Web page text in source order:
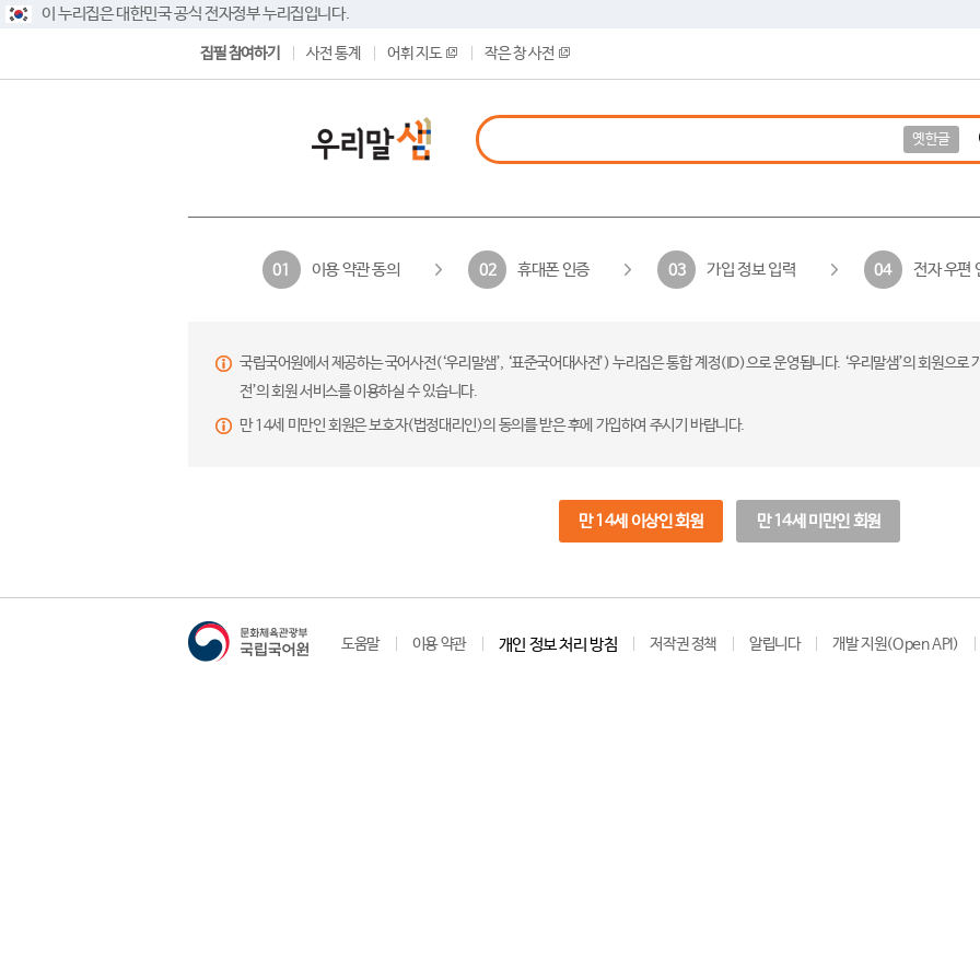
이 누리집은 대한민국 공식 전자정부 누리집입니다.
집필 참여하기 사전 통계 어휘 지도 작은 창 사전
옛한글
01 이용 약관 동의 02 휴대폰 인증 03 가입 정보 입력 04 전자 우편
국립국어원에서 제공하는 국어사전(‘우리말샘’, ‘표준국어대사전’) 누리집은 통합 계정(ID)으로 운영됩니다. ‘우리말샘’의 회원으
전’의 회원 서비스를 이용하실 수 있습니다.
만 14세 미만인 회원은 보호자(법정대리인)의 동의를 받은 후에 가입하여 주시기 바랍니다.
만 14세 이상인 회원 만 14세 미만인 회원
도움말 이용 약관 개인 정보 처리 방침 저작권 정책 알립니다 개발 지원(Open API)